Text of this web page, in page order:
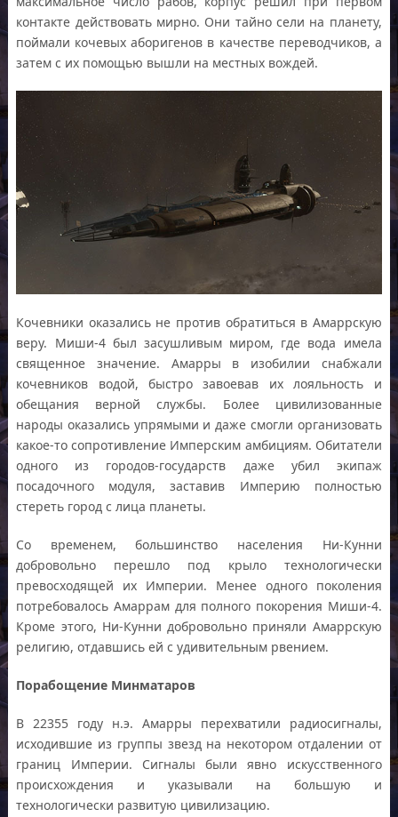
контакте действовать мирно. Они тайно сели на планету,
поймали кочевых аборигенов в качестве переводчиков, а
затем с их помощью вышли на местных вождей.
Кочевники оказались не против обратиться в Амаррскую
веру. Миши-4 был засушливым миром, где вода имела
священное значение. Амарры в изобилии снабжали
кочевников водой, быстро завоевав их лояльность и
обещания верной службы. Более цивилизованные
народы оказались упрямыми и даже смогли организовать
какое-то сопротивление Имперским амбициям. Обитатели
одного из городов-государств даже убил экипаж
посадочного модуля, заставив Империю полностью
стереть город с лица планеты.
Со временем, большинство населения Ни-Кунни
добровольно перешло под крыло технологически
превосходящей их Империи. Менее одного поколения
потребовалось Амаррам для полного покорения Миши-4.
Кроме этого, Ни-Кунни добровольно приняли Амаррскую
религию, отдавшись ей с удивительным рвением.
Порабощение Минматаров
В 22355 году н.э. Амарры перехватили радиосигналы,
исходившие из группы звезд на некотором отдалении от
границ Империи. Сигналы были явно искусственного
происхождения и указывали на большую и
технологически развитую цивилизацию.